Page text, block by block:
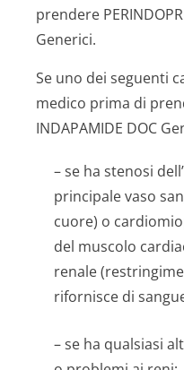
prendere
Generici.
Se uno dei seguenti
medico prima di
INDAPAMIDE DOC
– se ha stenosi
principale vaso
cuore) o
del muscolo
renale
rifornisce di
– se ha qualsiasi